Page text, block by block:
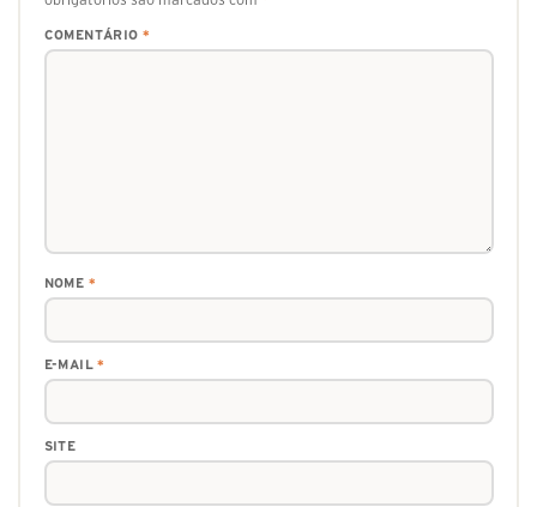
COMENTÁRIO *
NOME *
E-MAIL*
SITE